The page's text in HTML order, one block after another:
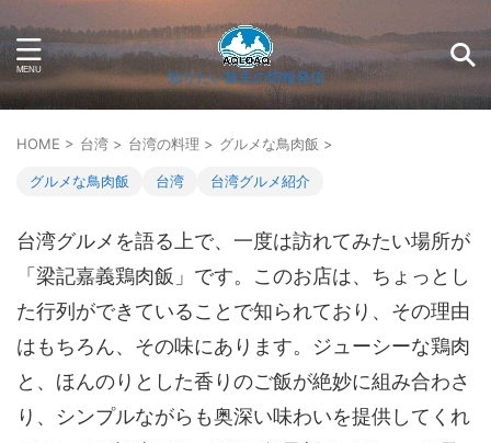
知りたい旅先の情報発信
HOME > 台湾 > 台湾の料理 > グルメな鳥肉飯 >
グルメな鳥肉飯 台湾 台湾グルメ紹介
台湾グルメを語る上で、一度は訪れてみたい場所が
「梁記嘉義鶏肉飯」です。このお店は、ちょっとし
た行列ができていることで知られており、その理由
はもちろん、その味にあります。ジューシーな鶏肉
と、ほんのりとした香りのご飯が絶妙に組み合わさ
り、シンプルながらも奥深い味わいを提供してくれ